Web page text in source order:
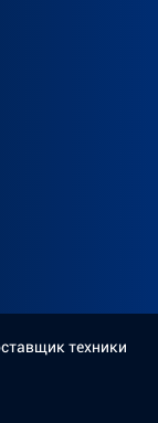
техники